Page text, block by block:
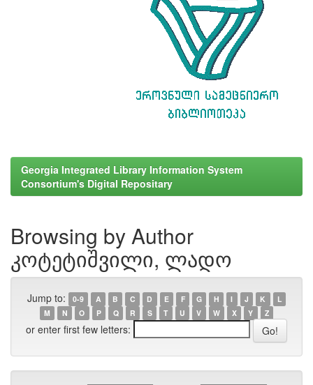
Georgia Integrated Library Information System
Consortium's Digital Repositary
Browsing by Author
კოტეტიშვილი, ლადო
Jump to: 0-9 A B C D E F G H I J K
L
M
N O P Q R S T U V W X Y Z
or enter first few letters: